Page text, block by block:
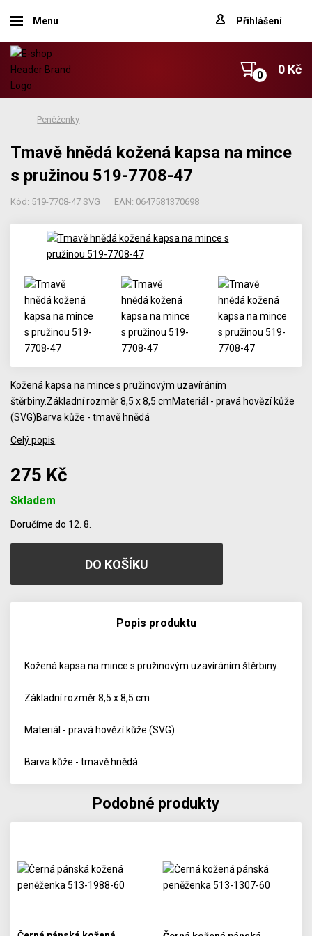
Menu Přihlášení
0 Kč
Peněženky
Tmavě hnědá kožená kapsa na mince
s pružinou 519-7708-47
Kód: 519-7708-47 SVG EAN: 0647581370698
Kožená kapsa na mince s pružinovým uzavíráním
štěrbiny.Základní rozměr 8,5 x 8,5 cmMateriál - pravá hovězí kůže
(SVG)Barva kůže - tmavě hnědá
Celý popis
275 Kč
Skladem
Doručíme do 12. 8.
Popis produktu
Kožená kapsa na mince s pružinovým uzavíráním štěrbiny.
Základní rozměr 8,5 x 8,5 cm
Materiál - pravá hovězí kůže (SVG)
Barva kůže - tmavě hnědá
Podobné produkty